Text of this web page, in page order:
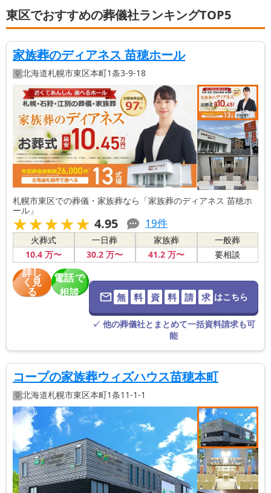
東区でおすすめの葬儀社ランキングTOP5
家族葬のディアネス 苗穂ホール
北海道札幌市東区本町1条3-9-18
札幌市東区での葬儀・家族葬なら「家族葬のディアネス 苗穂ホ
ール」
★★★★★
★★★★★ 4.95 19件
火葬式
10.4万〜
一日葬
30.2 万〜
家族葬
41.2万〜
一般葬
要相談
詳し
く見
る
電話で
相談
無 料 資 料 請 求 はこちら
✓ 他の葬儀社とまとめて一括資料請求も可
能
コープの家族葬ウィズハウス苗穂本町
北海道札幌市東区本町1条11-1-1